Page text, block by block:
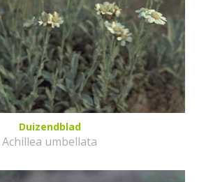
Duizendblad
Achillea umbellata